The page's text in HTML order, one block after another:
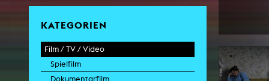
KATEGORIEN
Film / TV / Video
Spielfilm
Dokumentarfilm